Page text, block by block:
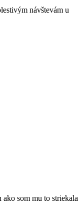
návštevám u
som mu to striekala